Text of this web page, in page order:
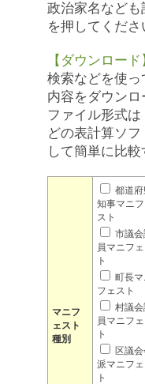
政治家名など
を押してくださ
【ダウンロード
検索などを使
内容をダウンロ
ファイル形式
どの表計算ソ
して簡単に比較
マニフ
ェスト
種別
都道
知事マニ
スト
市議
員マニフ
ト
町長マ
フェスト
村議
員マニフ
ト
区議
派マニフ
ト